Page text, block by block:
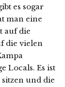
es sogar
man eine
auf die
die vielen
Locals. Es ist
und die